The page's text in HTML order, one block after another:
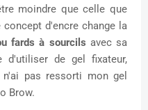
moindre que celle que
d'encre change la
fards à sourcils avec sa
d'utiliser de gel fixateur,
pas ressorti mon gel
Brow.